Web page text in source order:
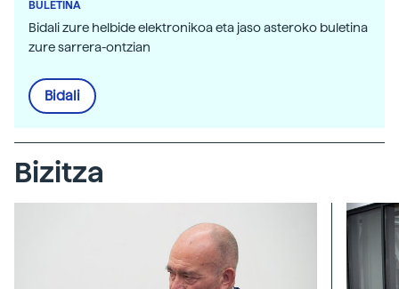
BULETINA
Bidali zure helbide elektronikoa eta jaso asteroko buletina
zure sarrera-ontzian
Bidali
Bizitza